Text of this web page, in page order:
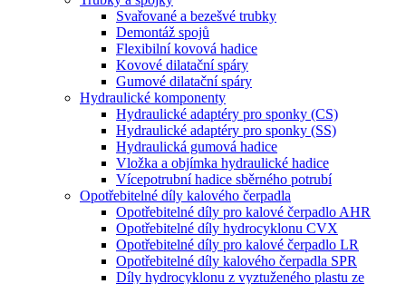
Svařované a bezešvé trubky
Demontáž spojů
Flexibilní kovová hadice
Kovové dilatační spáry
Gumové dilatační spáry
Hydraulické komponenty
Hydraulické adaptéry pro sponky (CS)
Hydraulické adaptéry pro sponky (SS)
Hydraulická gumová hadice
Vložka a objímka hydraulické hadice
Vícepotrubní hadice sběrného potrubí
Opotřebitelné díly kalového čerpadla
Opotřebitelné díly pro kalové čerpadlo AHR
Opotřebitelné díly hydrocyklonu CVX
Opotřebitelné díly pro kalové čerpadlo LR
Opotřebitelné díly kalového čerpadla SPR
Díly hydrocyklonu z vyztuženého plastu ze